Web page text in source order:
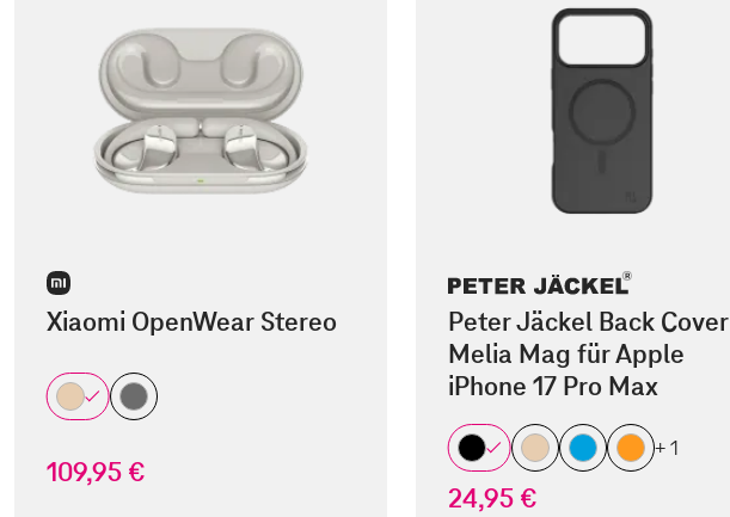
Xiaomi OpenWear Stereo
109,95 €
Peter Jäckel Back Cover
Melia Mag für Apple
iPhone 17 Pro Max
+ 1
24,95 €